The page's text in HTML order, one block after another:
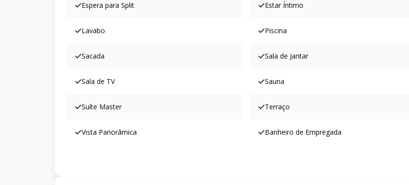
Espera para Split Estar Íntimo
Lavabo Piscina
Sacada Sala de Jantar
Sala de TV Sauna
Suíte Master Terraço
Vista Panorâmica Banheiro de Empregada